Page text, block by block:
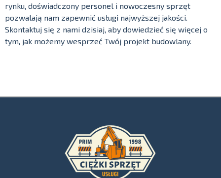
rynku, doświadczony personel i nowoczesny sprzęt
pozwalają nam zapewnić usługi najwyższej jakości.
Skontaktuj się z nami dzisiaj, aby dowiedzieć się więcej o
tym, jak możemy wesprzeć Twój projekt budowlany.